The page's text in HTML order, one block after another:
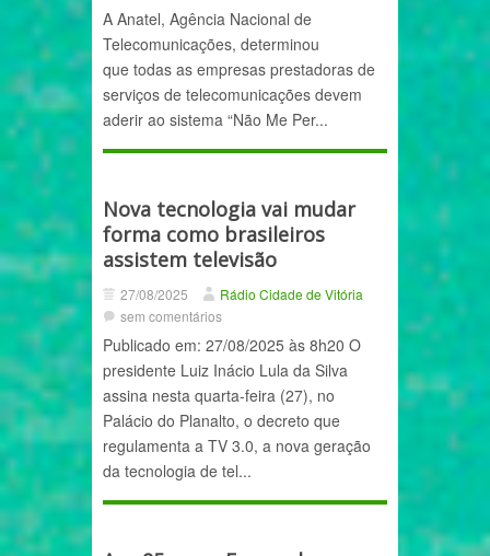
A Anatel, Agência Nacional de
Telecomunicações, determinou
que todas as empresas prestadoras de
serviços de telecomunicações devem
aderir ao sistema “Não Me Per...
Nova tecnologia vai mudar
forma como brasileiros
assistem televisão
27/08/2025
Rádio Cidade de Vitória
sem comentários
Publicado em: 27/08/2025 às 8h20 O
presidente Luiz Inácio Lula da Silva
assina nesta quarta-feira (27), no
Palácio do Planalto, o decreto que
regulamenta a TV 3.0, a nova geração
da tecnologia de tel...